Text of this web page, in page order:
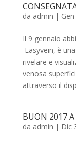
da admin |
Il 9 gennaio
Easyvein, è
rivelare e
venosa
attraverso il
BUON 2017
da admin | Dic